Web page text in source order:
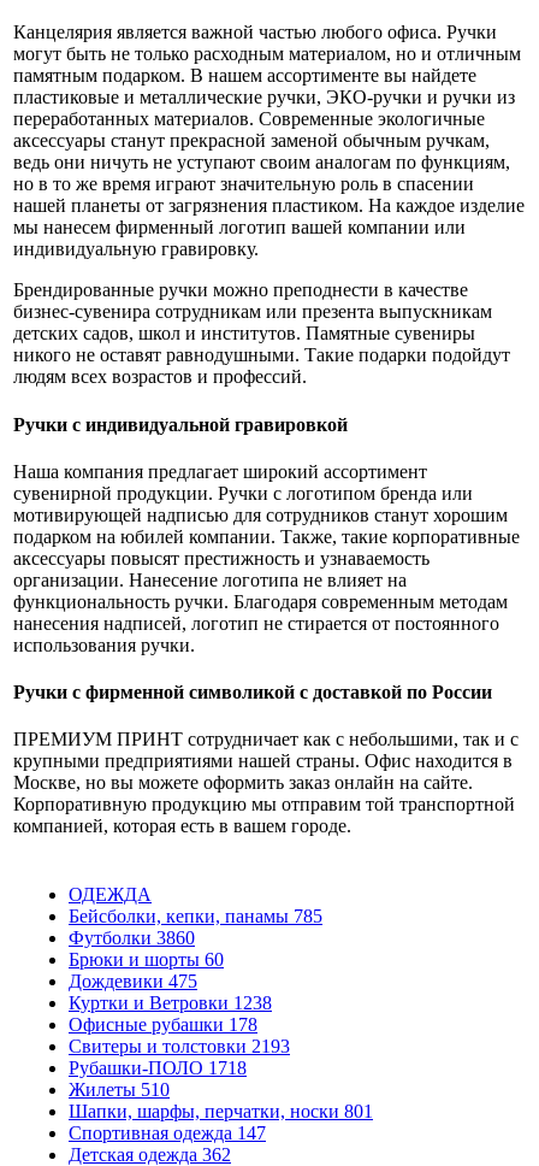
Канцелярия является важной частью любого офиса. Ручки
могут быть не только расходным материалом, но и отличным
памятным подарком. В нашем ассортименте вы найдете
пластиковые и металлические ручки, ЭКО-ручки и ручки из
переработанных материалов. Современные экологичные
аксессуары станут прекрасной заменой обычным ручкам,
ведь они ничуть не уступают своим аналогам по функциям,
но в то же время играют значительную роль в спасении
нашей планеты от загрязнения пластиком. На каждое изделие
мы нанесем фирменный логотип вашей компании или
индивидуальную гравировку.
Брендированные ручки можно преподнести в качестве
бизнес-сувенира сотрудникам или презента выпускникам
детских садов, школ и институтов. Памятные сувениры
никого не оставят равнодушными. Такие подарки подойдут
людям всех возрастов и профессий.
Ручки с индивидуальной гравировкой
Наша компания предлагает широкий ассортимент
сувенирной продукции. Ручки с логотипом бренда или
мотивирующей надписью для сотрудников станут хорошим
подарком на юбилей компании. Также, такие корпоративные
аксессуары повысят престижность и узнаваемость
организации. Нанесение логотипа не влияет на
функциональность ручки. Благодаря современным методам
нанесения надписей, логотип не стирается от постоянного
использования ручки.
Ручки с фирменной символикой с доставкой по России
ПРЕМИУМ ПРИНТ сотрудничает как с небольшими, так и с
крупными предприятиями нашей страны. Офис находится в
Москве, но вы можете оформить заказ онлайн на сайте.
Корпоративную продукцию мы отправим той транспортной
компанией, которая есть в вашем городе.
ОДЕЖДА
Бейсболки, кепки, панамы 785
Футболки 3860
Брюки и шорты 60
Дождевики 475
Куртки и Ветровки 1238
Офисные рубашки 178
Свитеры и толстовки 2193
Рубашки-ПОЛО 1718
Жилеты 510
Шапки, шарфы, перчатки, носки 801
Спортивная одежда 147
Детская одежда 362